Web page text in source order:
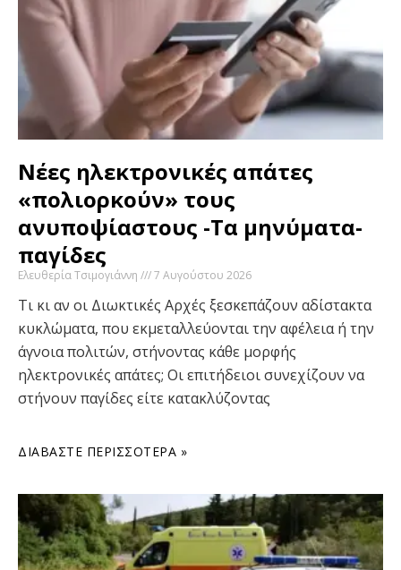
Νέες ηλεκτρονικές απάτες
«πολιορκούν» τους
ανυποψίαστους -Τα μηνύματα-
παγίδες
Ελευθερία Τσιμογιάννη 7 Αυγούστου 2026
Τι κι αν οι Διωκτικές Αρχές ξεσκεπάζουν αδίστακτα
κυκλώματα, που εκμεταλλεύονται την αφέλεια ή την
άγνοια πολιτών, στήνοντας κάθε μορφής
ηλεκτρονικές απάτες; Οι επιτήδειοι συνεχίζουν να
στήνουν παγίδες είτε κατακλύζοντας
ΔΙΑΒΆΣΤΕ ΠΕΡΙΣΣΌΤΕΡΑ »